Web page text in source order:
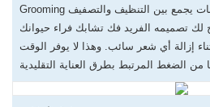
Grooming نظامًا مبتكرًا للعناية بالحيوانات يجمع بين التنظيف والتصفيف
لك تصميمه الفريد فك تشابك فراء حيوانك
إزالة أي شعر سائب. وهذا لا يوفر الوقت